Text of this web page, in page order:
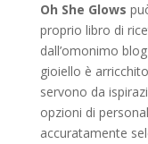
Oh She Glows
proprio libro di
dall’omonimo
gioiello è
servono da
opzioni di
accuratamente